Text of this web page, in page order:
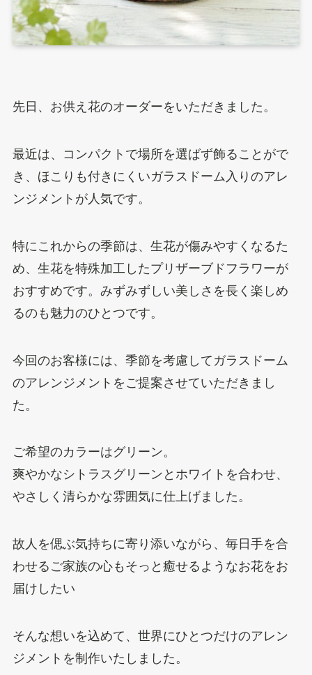
先日、お供え花のオーダーをいただきました。
最近は、コンパクトで場所を選ばず飾ることがで
き、ほこりも付きにくいガラスドーム入りのアレ
ンジメントが人気です。
特にこれからの季節は、生花が傷みやすくなるた
め、生花を特殊加工したプリザーブドフラワーが
おすすめです。みずみずしい美しさを長く楽しめ
るのも魅力のひとつです。
今回のお客様には、季節を考慮してガラスドーム
のアレンジメントをご提案させていただきまし
た。
ご希望のカラーはグリーン。
爽やかなシトラスグリーンとホワイトを合わせ、
やさしく清らかな雰囲気に仕上げました。
故人を偲ぶ気持ちに寄り添いながら、毎日手を合
わせるご家族の心もそっと癒せるようなお花をお
届けしたい
そんな想いを込めて、世界にひとつだけのアレン
ジメントを制作いたしました。